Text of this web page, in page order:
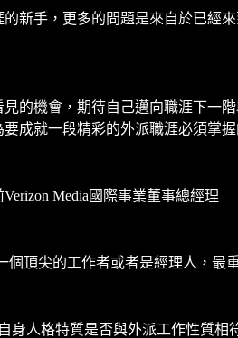
新手，更多的問題是來自於已經
的機會，期待自己邁向職涯下一
成就一段精彩的外派職涯必須掌握
Media國際事業董事總經理
頂尖的工作者或者是經理人，最
人格特質是否與外派工作性質